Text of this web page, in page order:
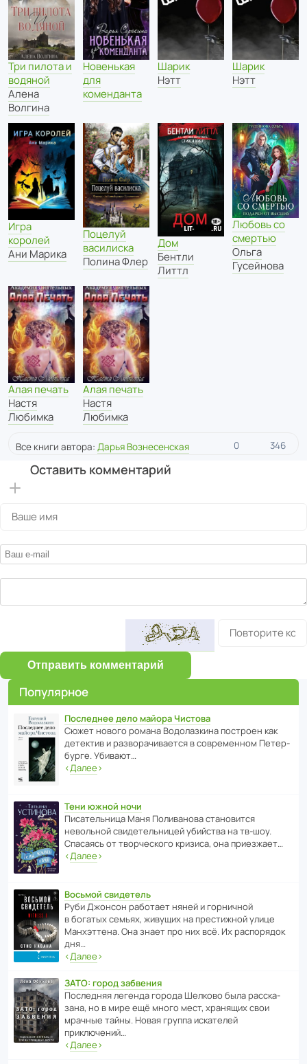
Три пилота и
водяной
Алена
Волгина
Новенькая
для
коменданта
Шарик
Нэтт
Шарик
Нэтт
Игра
королей
Ани Марика
Поцелуй
василиска
Полина Флер
Дом
Бентли
Литтл
Любовь со
смертью
Ольга
Гусейнова
Алая печать
Настя
Любимка
Алая печать
Настя
Любимка
Все книги автора: Дарья Вознесенская 0 346
Оставить комментарий
Отправить комментарий
Популярное
Последнее дело майора Чистова
Сюжет нового романа Водо­ла­з­кина пост­роен как
дете­ктив и разво­ра­чи­ва­ется в совре­менном Пете­р­
бурге. Убивают…
‹Далее›
Тени южной ночи
Писа­тель­ница Маня Поли­ва­нова стано­вится
невольной свиде­тель­ницей убийства на тв-шоу.
Спасаясь от твор­че­с­кого кризиса, она приезжает…
‹Далее›
Восьмой свидетель
Руби Джонсон рабо­тает няней и горни­чной
в богатых семьях, живущих на прес­ти­жной улице
Манх­эт­тена. Она знает про них всё. Их распо­рядок
дня…
‹Далее›
ЗАТО: город забвения
После­дняя легенда города Шелково была расска­
зана, но в мире ещё много мест, хранящих свои
мрачные тайны. Новая группа иска­телей
приключений…
‹Далее›